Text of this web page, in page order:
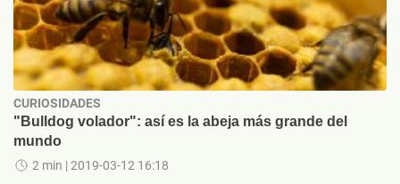
CURIOSIDADES
"Bulldog volador": así es la abeja más grande del
mundo
2 min | 2019-03-12 16:18